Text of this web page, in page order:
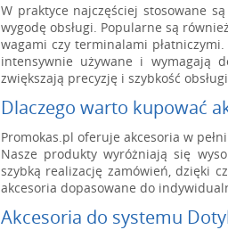
W praktyce najczęściej stosowane
wygodę obsługi. Popularne są
wagami czy terminalami
intensywnie używane i wymagają
zwiększają precyzję i szybkość
Dlaczego warto kupować
Promokas.pl oferuje akcesoria w
Nasze produkty wyróżniają się
szybką realizację zamówień, dzięki
akcesoria dopasowane do
Akcesoria do systemu